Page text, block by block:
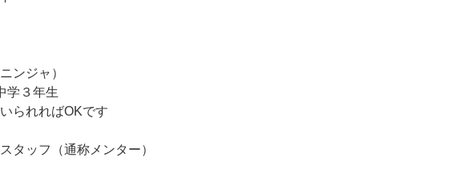
ンジャ）
学３年生
られればOKです
タッフ（通称メンター）